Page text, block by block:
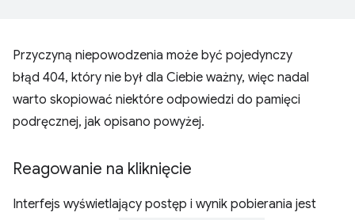
Przyczyną niepowodzenia może być pojedynczy
błąd 404, który nie był dla Ciebie ważny, więc nadal
warto skopiować niektóre odpowiedzi do pamięci
podręcznej, jak opisano powyżej.
Reagowanie na kliknięcie
Interfejs wyświetlający postęp i wynik pobierania jest